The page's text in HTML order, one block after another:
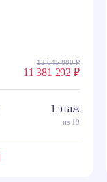
12 645 880 ₽
11 381 292 ₽
1 этаж
из 19